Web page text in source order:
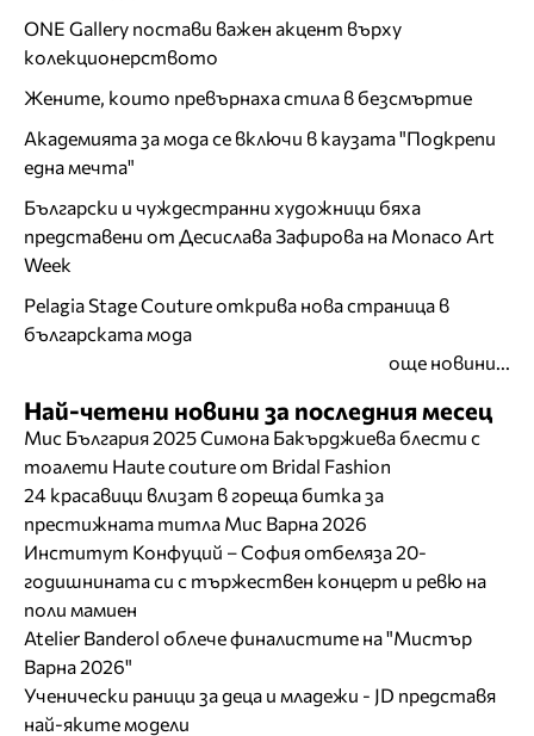
ONE Gallery постави важен акцент върху
колекционерството
Жените, които превърнаха стила в безсмъртие
Академията за мода се включи в каузата "Подкрепи
една мечта"
Български и чуждестранни художници бяха
представени от Десислава Зафирова на Monaco Art
Week
Pelagia Stage Couture открива нова страница в
българската мода
още новини...
Най-четени новини за последния месец
Мис България 2025 Симона Бакърджиева блести с
тоалети Haute couture от Bridal Fashion
24 красавици влизат в гореща битка за
престижната титла Мис Варна 2026
Институт Конфуций – София отбеляза 20-
годишнината си с тържествен концерт и ревю на
поли мамиен
Atelier Banderol облече финалистите на "Мистър
Варна 2026"
Ученически раници за деца и младежи - JD представя
най-яките модели